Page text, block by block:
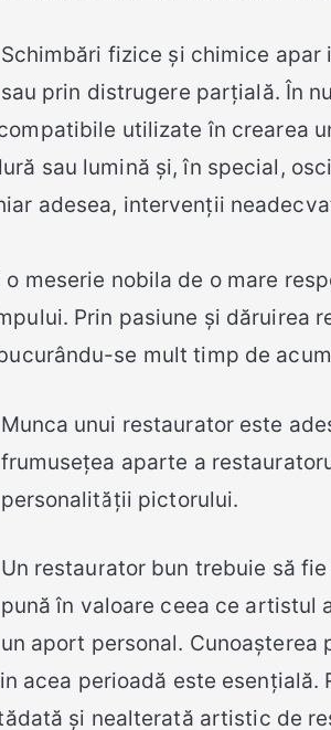
Schimbări fizice și chimice
sau prin distrugere parțială. În
utilizate în crearea
sau lumină și, în special,
adesea, intervenții
meserie nobila de o mare
Prin pasiune și
se mult timp de
Munca unui restaurator este
frumusețea aparte a
personalității pictorului.
Un restaurator bun trebuie să
pună în valoare ceea ce artistul
un aport personal.
acea perioadă este
și nealterată artistic de